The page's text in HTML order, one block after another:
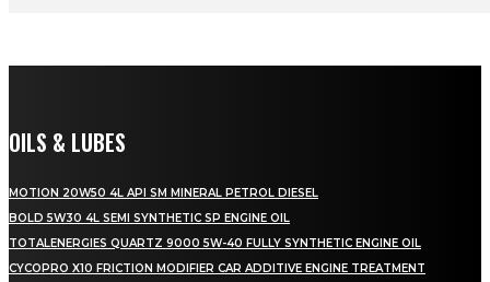
OILS & LUBES
MOTION 20W50 4L API SM MINERAL PETROL DIESEL
BOLD 5W30 4L SEMI SYNTHETIC SP ENGINE OIL
TOTALENERGIES QUARTZ 9000 5W-40 FULLY SYNTHETIC ENGINE OIL
CYCOPRO X10 FRICTION MODIFIER CAR ADDITIVE ENGINE TREATMENT